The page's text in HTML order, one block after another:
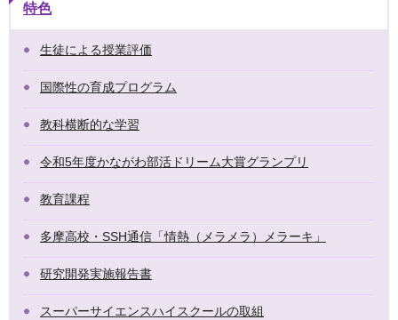
特色
生徒による授業評価
国際性の育成プログラム
教科横断的な学習
令和5年度かながわ部活ドリーム大賞グランプリ
教育課程
多摩高校・SSH通信「情熱（メラメラ）メラーキ」
研究開発実施報告書
スーパーサイエンスハイスクールの取組